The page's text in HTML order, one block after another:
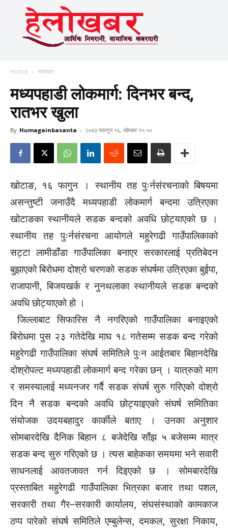
Home समाचार
मध्यपहाडी लोकमार्ग: दिनभर बन्द,
रातभर खुला
By Humagainbasanta - २०७३ फाल्गुन १६, सोमबार १५:५०
खोटाङ, १६ फागुन । स्थानीय तह पुःर्नसंरचनाको बिषयमा
असन्तुष्टी जनाउँदै मध्यपहाडी लोकमार्ग बन्दमा उत्रिएका
खोटाङका स्थानीयले सडक बन्दको अवधि छोट्याएको छ ।
स्थानीय तह पुःर्नसंरचना आयोगले महुरेगढी गाउँपालिकाको
सट्टा लामीडाँडा गाउँपालिका बनाएर सरकारलाई प्रतिबेदन
बुझाएको बिरोधमा दोश्रो चरणको सडक संघर्षमा उत्रिएका बुईपा,
राजापानी, बिजयखर्क र नुनथलाका स्थानीयले सडक बन्दको
अवधि छोट्याएको हो ।
जिल्लाबाट सिफारिस नै नगरिएको गाउँपालिका बनाइएको
बिरोधमा पुस २३ गतेदेखि माघ १८ गतेसम्म सडक बन्द गरेको
महुरेगढी गाउँपालिका संघर्ष समितिले पुःन आईतबार बिहानदेखि
दोश्रोपल्ट मध्यपहाडी लोकमार्ग बन्द गरेका छन् । यात्रुको माग
र समस्यालाई मध्यनजर गर्दै सडक संघर्ष सुरु गरिएको दोश्रो
दिन नै सडक बन्दको अवधि छोट्याइएको संघर्ष समितिका
संयोजक उदयबहादुर कार्कीले बताए । उनका अनुशार
सोमबारदेखि दैनिक बिहान ८ बजेदेखि साँझ ५ बजेसम्म मात्र
सडक बन्द सुरु गरिएको छ । त्यस बाहेकका समयमा भने सवारी
साधनलाई आवतजावत गर्न दिइएको छ । सोमबारदेखि
प्रस्ताबित महुरेगढी गाउँपालिका भित्रका बजार तथा पशल,
सरकारी तथा गैर–सरकारी कार्यालय, संघसंस्थाको कामकाज
ठप्प पारेको संघर्ष समितिले एम्बुलेन्स, दमकल, सुरक्षा निकाय,